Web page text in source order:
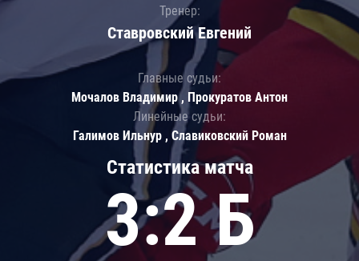
Статистика матча
3:2 Б
Тренер:
Ставровский Евгений
Главные судьи:
Мочалов Владимир , Прокуратов Антон
Линейные судьи:
Галимов Ильнур , Славиковский Роман